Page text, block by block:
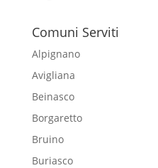
Comuni Serviti
Alpignano
Avigliana
Beinasco
Borgaretto
Bruino
Buriasco